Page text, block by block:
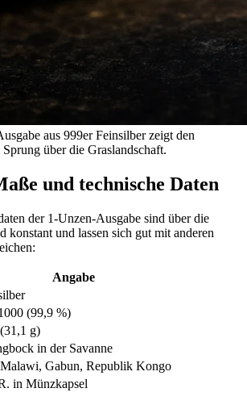
aus 999er Feinsilber zeigt den
über die Graslandschaft.
und technische Daten
der 1-Unzen-Ausgabe sind über die
konstant und lassen sich gut mit anderen
Angabe
(99,9 %)
g)
in der Savanne
Gabun, Republik Kongo
in Münzkapsel